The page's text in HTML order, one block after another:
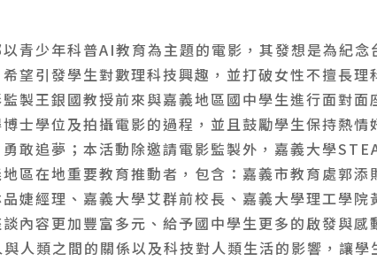
以青少年科普AI教育為主題的電影，其發想是為紀
望引發學生對數理科技興趣，並打破女性不擅長理
製王銀國教授前來與嘉義地區國中學生進行面對面
士學位及拍攝電影的過程，並且鼓勵學生保持熱情
敢追夢；本活動除邀請電影監製外，嘉義大學
區在地重要教育推動者，包含：嘉義市教育處郭添
婕經理、嘉義大學艾群前校長、嘉義大學理工學院
內容更加豐富多元、給予國中學生更多的啟發與感
人類之間的關係以及科技對人類生活的影響，讓